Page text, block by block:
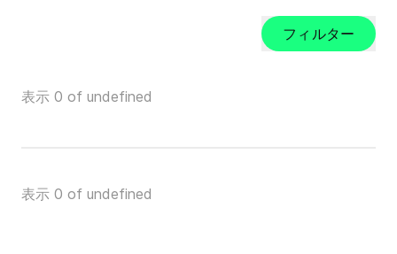
フィルター
表示 0 of undefined
表示 0 of undefined